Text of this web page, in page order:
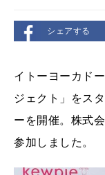
シェアする
イトーヨーカド
ジェクト」をス
ーを開催。株式
参加しました。